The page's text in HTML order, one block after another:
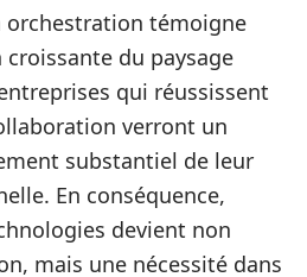
orchestration témoigne
croissante du paysage
qui réussissent
verront un
substantiel de leur
En conséquence,
devient non
mais une nécessité dans